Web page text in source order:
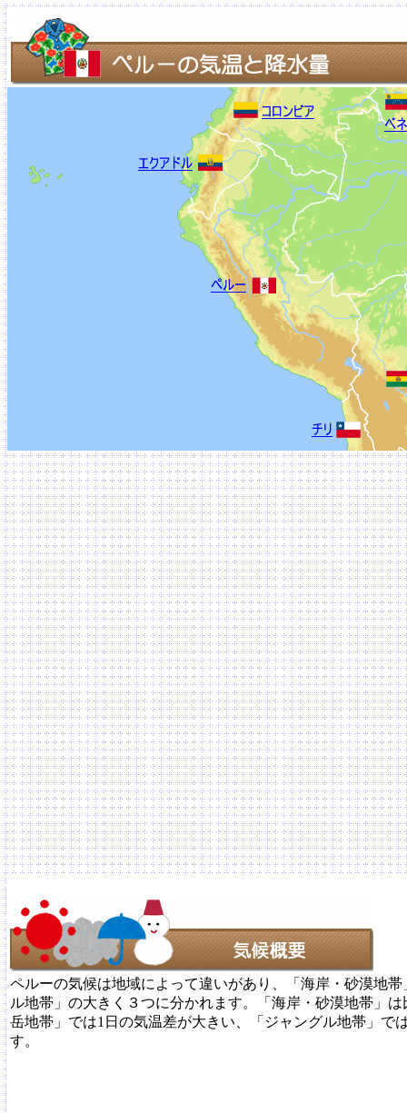
ペルーの気候は地域によって違いがあり、「海岸・砂漠地
ル地帯」の大きく３つに分かれます。「海岸・砂漠地帯」
岳地帯」では1日の気温差が大きい、「ジャングル地帯」で
す。